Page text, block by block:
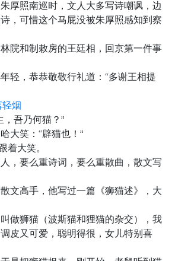
厚照南巡时，文人大多写诗嘲讽，边
，可惜这个马屁没被朱厚照感知到察
院和制敕房的王廷相，回京第一件事
轻，恭恭敬敬行礼道：“多谢王相提
烟
吾乃何猫？”
大笑：“辟猫也！”
着大笑。
，要么重诗词，要么重散曲，散文写
文高手，他写过一篇《狮猫述》，大
做狮猫（波斯猫和狸猫的杂交），我
皮又可爱，聪明得很，女儿特别喜